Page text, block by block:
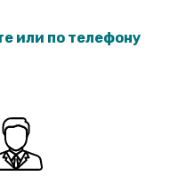
или по телефону